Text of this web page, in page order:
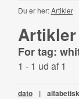
Du er her:Artikler
Artikler
For tag:
1 - 1 ud af 1
dato | alfabetisk